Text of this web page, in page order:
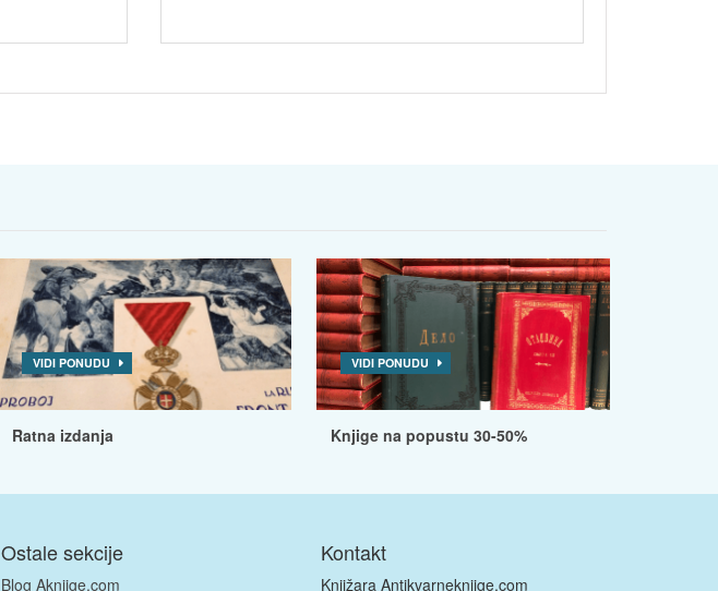
VIDI PONUDU
Ratna izdanja
VIDI PONUDU
Knjige na popustu 30-50%
Ostale sekcije
Blog Aknjige.com
Kontakt
Knjižara Antikvarneknjige.com